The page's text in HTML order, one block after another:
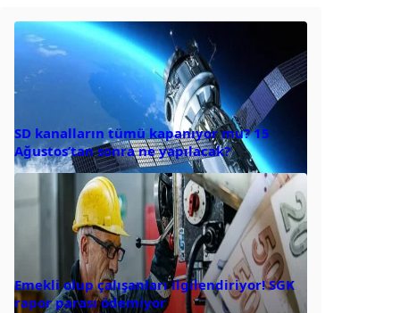
SD kanalların tümü kapanıyor mu? 15
Ağustos’tan sonra ne yapılacak?
Emekli olup çalışanları ilgilendiriyor! SGK
rapor parası ödemiyor